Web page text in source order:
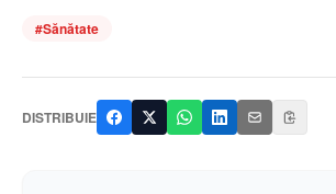
#Sănătate
DISTRIBUIE